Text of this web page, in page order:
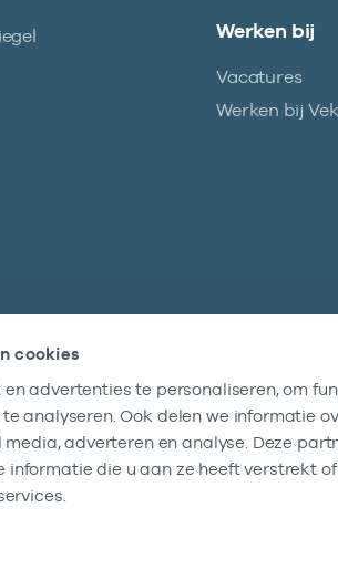
cookies
advertenties te personaliseren, om
analyseren. Ook delen we informatie
adverteren en analyse. Deze
informatie die u aan ze heeft verstrekt
Werken bij
Vacatures
Werken bij
op de hoogte blijven van al onze
nieuwtjes? Schrijf je nu in.